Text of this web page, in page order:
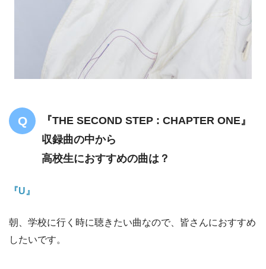
『THE SECOND STEP : CHAPTER ONE』
収録曲の中から
高校生におすすめの曲は？
『U』
朝、学校に行く時に聴きたい曲なので、皆さんにおすすめ
したいです。